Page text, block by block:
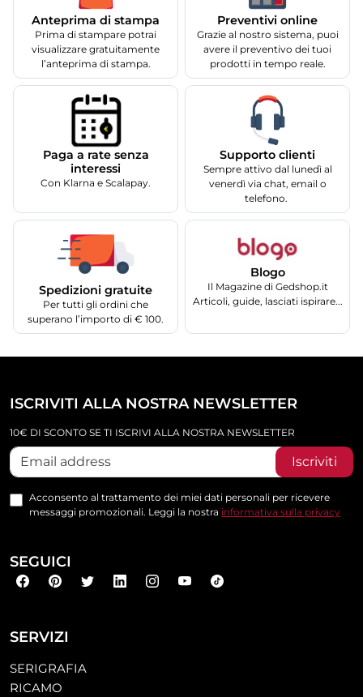
Anteprima di stampa
Prima di stampare potrai
visualizzare gratuitamente
l’anteprima di stampa.
Preventivi online
Grazie al nostro sistema, puoi
avere il preventivo dei tuoi
prodotti in tempo reale.
Paga a rate senza
interessi
Con Klarna e Scalapay.
Supporto clienti
Sempre attivo dal lunedì al
venerdì via chat, email o
telefono.
Spedizioni gratuite
Per tutti gli ordini che
superano l’importo di € 100.
Blogo
Il Magazine di Gedshop.it
Articoli, guide, lasciati ispirare...
SERVIZI
SERIGRAFIA
RICAMO
ISCRIVITI ALLA NOSTRA NEWSLETTER
10€ DI SCONTO SE TI ISCRIVI ALLA NOSTRA NEWSLETTER
Iscriviti
Acconsento al trattamento dei miei dati personali per ricevere
messaggi promozionali. Leggi la nostra informativa sulla privacy
SEGUICI